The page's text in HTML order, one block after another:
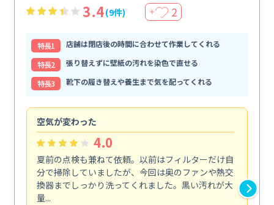
3.4(9件) ＋ 2
特⻑1
店舗は閉店後の時間に合わせて作業してくれる
特⻑2
張り替えずに壁紙の汚れを染色で直せる
特⻑3
靴下の履き替えや養生まで気を配ってくれる
空気が変わった
4.0
夏前の点検も兼ねて依頼。以前はフィルターだけ自
分で掃除していましたが、今回は奥のファンや熱交
換器までしっかり洗ってくれました。黒い汚れが大
量...